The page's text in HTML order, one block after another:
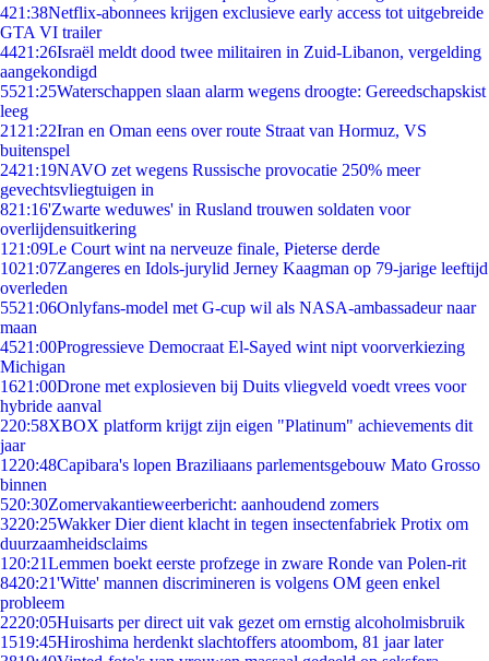
421:38Netflix-abonnees krijgen exclusieve early access tot uitgebreide
GTA VI trailer
4421:26Israël meldt dood twee militairen in Zuid-Libanon, vergelding
aangekondigd
5521:25Waterschappen slaan alarm wegens droogte: Gereedschapskist
leeg
21 21:22Iran en Oman eens over route Straat van Hormuz, VS
buitenspel
2421:19NAVO zet wegens Russische provocatie 250% meer
gevechtsvliegtuigen in
821:16'Zwarte weduwes' in Rusland trouwen soldaten voor
overlijdensuitkering
1 21:09Le Court wint na nerveuze finale, Pieterse derde
1021:07Zangeres en Idols-jurylid Jerney Kaagman op 79-jarige leeftijd
overleden
5521:06Onlyfans-model met G-cup wil als NASA-ambassadeur naar
maan
4521:00Progressieve Democraat El-Sayed wint nipt voorverkiezing
Michigan
1621:00Drone met explosieven bij Duits vliegveld voedt vrees voor
hybride aanval
220:58XBOX platform krijgt zijn eigen "Platinum" achievements dit
jaar
1220:48Capibara's lopen Braziliaans parlementsgebouw Mato Grosso
binnen
520:30Zomervakantieweerbericht: aanhoudend zomers
3220:25Wakker Dier dient klacht in tegen insectenfabriek Protix om
duurzaamheidsclaims
1 20:21Lemmen boekt eerste profzege in zware Ronde van Polen-rit
8420:21'Witte' mannen discrimineren is volgens OM geen enkel
probleem
2220:05Huisarts per direct uit vak gezet om ernstig alcoholmisbruik
1519:45Hiroshima herdenkt slachtoffers atoombom, 81 jaar later